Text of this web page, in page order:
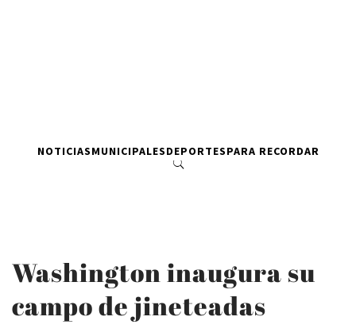
NOTICIASMUNICIPALESDEPORTESPARA RECORDAR
Washington inaugura su
campo de jineteadas